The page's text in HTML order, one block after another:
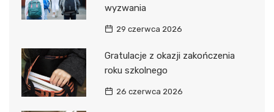
wyzwania
29 czerwca 2026
Gratulacje z okazji zakończenia
roku szkolnego
26 czerwca 2026